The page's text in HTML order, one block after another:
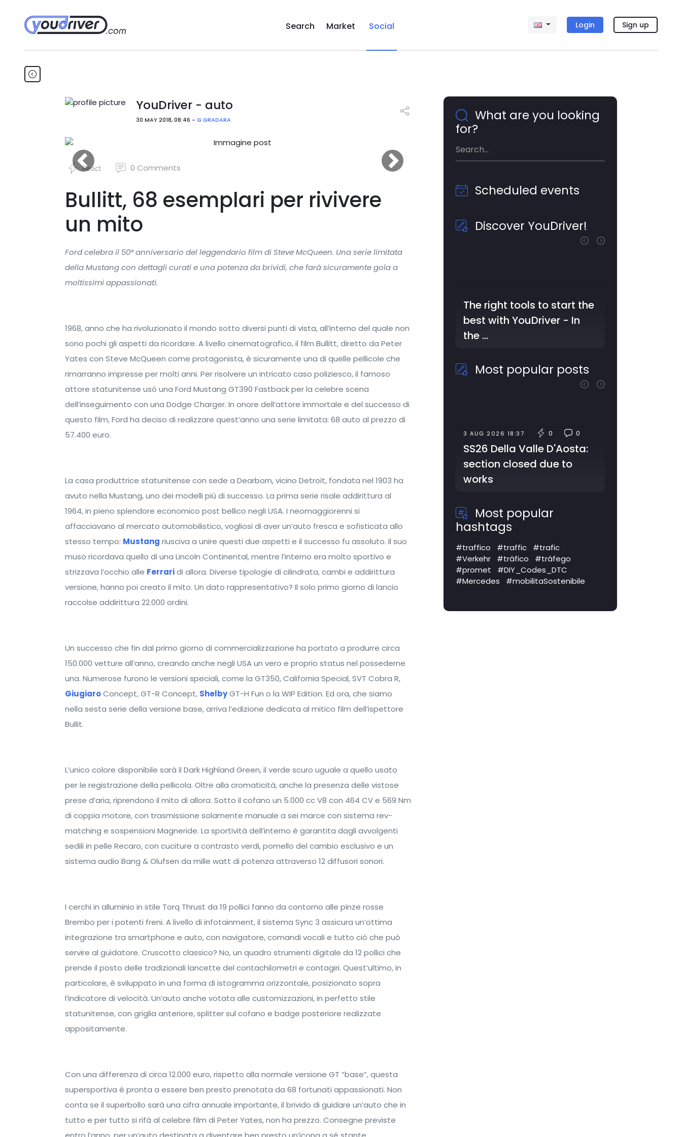
Search Market Social Login Sign up
YouDriver - auto
30 MAY 2018, 08:46 - G.GRADARA
React 0 Comments
Bullitt, 68 esemplari per rivivere
un mito
Ford celebra il 50° anniversario del leggendario film di Steve McQueen. Una serie limitata
della Mustang con dettagli curati e una potenza da brividi, che farà sicuramente gola a
moltissimi appassionati.
1968, anno che ha rivoluzionato il mondo sotto diversi punti di vista, all’interno del quale non
sono pochi gli aspetti da ricordare. A livello cinematografico, il film Bullitt, diretto da Peter
Yates con Steve McQueen come protagonista, è sicuramente una di quelle pellicole che
rimarranno impresse per molti anni. Per risolvere un intricato caso poliziesco, il famoso
attore statunitense usò una Ford Mustang GT390 Fastback per la celebre scena
dell’inseguimento con una Dodge Charger. In onore dell’attore immortale e del successo di
questo film, Ford ha deciso di realizzare quest’anno una serie limitata: 68 auto al prezzo di
57.400 euro.
La casa produttrice statunitense con sede a Dearborn, vicino Detroit, fondata nel 1903 ha
avuto nella Mustang, uno dei modelli più di successo. La prima serie risale addirittura al
1964, in pieno splendore economico post bellico negli USA. I neomaggiorenni si
affacciavano al mercato automobilistico, vogliosi di aver un’auto fresca e sofisticata allo
stesso tempo: Mustang riusciva a unire questi due aspetti e il successo fu assoluto. Il suo
muso ricordava quello di una Lincoln Continental, mentre l’interno era molto sportivo e
strizzava l’occhio alle Ferraridi allora. Diverse tipologie di cilindrata, cambi e addirittura
versione, hanno poi creato il mito. Un dato rappresentativo? Il solo primo giorno di lancio
raccolse addirittura 22.000 ordini.
Un successo che fin dal primo giorno di commercializzazione ha portato a produrre circa
150.000 vetture all’anno, creando anche negli USA un vero e proprio status nel possederne
una. Numerose furono le versioni speciali, come la GT350, California Special, SVT Cobra R,
GiugiaroConcept, GT-R Concept, ShelbyGT-H Fun o la WIP Edition. Ed ora, che siamo
nella sesta serie della versione base, arriva l’edizione dedicata al mitico film dell’ispettore
Bullit.
L’unico colore disponibile sarà il Dark Highland Green, il verde scuro uguale a quello usato
per le registrazione della pellicola. Oltre alla cromaticità, anche la presenza delle vistose
prese d’aria, riprendono il mito di allora. Sotto il cofano un 5.000 cc V8 con 464 CV e 569 Nm
di coppia motore, con trasmissione solamente manuale a sei marce con sistema rev-
matching e sospensioni Magneride. La sportività dell’interno è garantita dagli avvolgenti
sedili in pelle Recaro, con cuciture a contrasto verdi, pomello del cambio esclusivo e un
sistema audio Bang & Olufsen da mille watt di potenza attraverso 12 diffusori sonori.
I cerchi in alluminio in stile Torq Thrust da 19 pollici fanno da contorno alle pinze rosse
Brembo per i potenti freni. A livello di infotainment, il sistema Sync 3 assicura un’ottima
integrazione tra smartphone e auto, con navigatore, comandi vocali e tutto ciò che può
servire al guidatore. Cruscotto classico? No, un quadro strumenti digitale da 12 pollici che
prende il posto delle tradizionali lancette del contachilometri e contagiri. Quest’ultimo, in
particolare, è sviluppato in una forma di istogramma orizzontale, posizionato sopra
l’indicatore di velocità. Un’auto anche votata alle customizzazioni, in perfetto stile
statunitense, con griglia anteriore, splitter sul cofano e badge posteriore realizzate
appositamente.
Con una differenza di circa 12.000 euro, rispetto alla normale versione GT “base”, questa
supersportiva è pronta a essere ben presto prenotata da 68 fortunati appassionati. Non
conta se il superbollo sarà una cifra annuale importante, il brivido di guidare un’auto che in
tutto e per tutto si rifà al celebre film di Peter Yates, non ha prezzo. Consegne previste
What are you looking
for?
Scheduled events
Discover YouDriver!
The right tools to start the
best with YouDriver - In
the …
Most popular posts
3 AUG 2026 18:37 0 0
SS26 Della Valle D'Aosta:
section closed due to
works
Most popular
hashtags
#traffico #traffic
#trafic
#Verkehr
#tráfico
#tráfego
#promet
#DIY_Codes_DTC
#Mercedes
#mobilitaSostenibile